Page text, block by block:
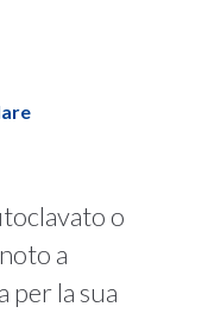
o
a
per la sua